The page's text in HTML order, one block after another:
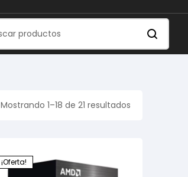
Mostrando 1–18 de 21 resultados
¡Oferta!